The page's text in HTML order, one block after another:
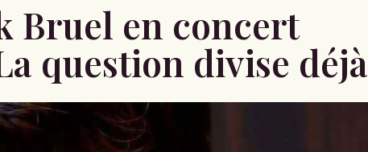
Bruel en concert
question divise déjà